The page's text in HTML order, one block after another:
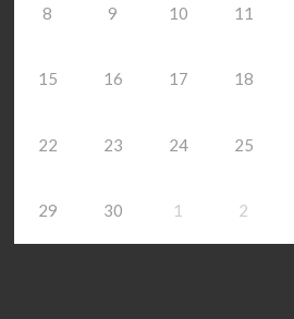
8 9 10 11
15 16 17 18
22 23 24 25
29 30 1 2